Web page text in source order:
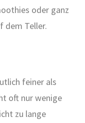
oder ganz
dem Tel­ler.
fei­ner als
oft nur weni­ge
zu lan­ge